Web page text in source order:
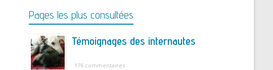
Pages les plus consultées
Témoignages des internautes
176 commentaires